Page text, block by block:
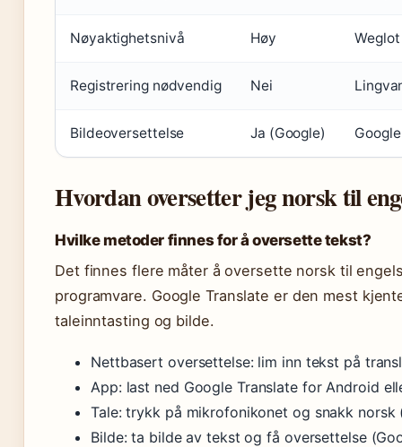
Nøyaktighetsnivå Høy Weglot
Registrering nødvendig Nei
Bildeoversettelse Ja (Google)
Hvordan oversetter jeg norsk til
Hvilke metoder finnes for å oversette tekst?
Det finnes flere måter å oversette norsk til
programvare. Google Translate er den mest
taleinntasting og bilde.
Nettbasert oversettelse: lim inn tekst på
App: last ned Google Translate for Android
Tale: trykk på mikrofonikonet og snakk norsk
Bilde: ta bilde av tekst og få oversettelse